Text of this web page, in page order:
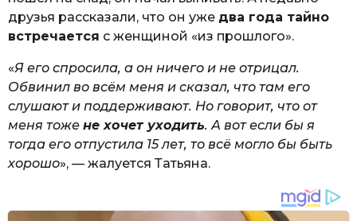
друзья рассказали, что он уже два года тайно
встречается с женщиной «из прошлого».
«Я его спросила, а он ничего и не отрицал.
Обвинил во всём меня и сказал, что там его
слушают и поддерживают. Но говорит, что от
меня тоже не хочет уходить. А вот если бы я
тогда его отпустила 15 лет, то всё могло бы быть
хорошо», — жалуется Татьяна.